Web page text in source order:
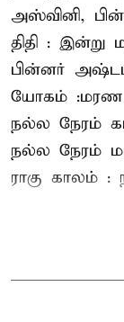
அஸ்வினி,
திதி : இன்று
பின்னர்
யோகம்
நல்ல நேரம்
நல்ல நேரம்
ராகு காலம்